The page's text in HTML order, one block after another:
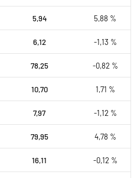
5,94 5,88 %
6,12 -1,13 %
78,25 -0,82 %
10,70 1,71 %
7,97 -1,12 %
79,95 4,78 %
16,11 -0,12 %